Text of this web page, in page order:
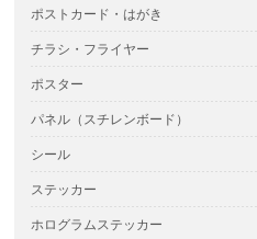
ポストカード・はがき
チラシ・フライヤー
ポスター
パネル（スチレンボード）
シール
ステッカー
ホログラムステッカー